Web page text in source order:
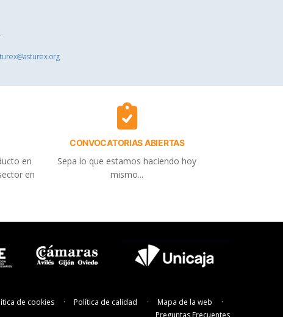
en
en
CONVOCATORIAS ABIERTAS
Sepa lo que estamos haciendo hoy
mismo...
de cookies Política de calidad
Mapa de la web
Preguntas Frecuentes